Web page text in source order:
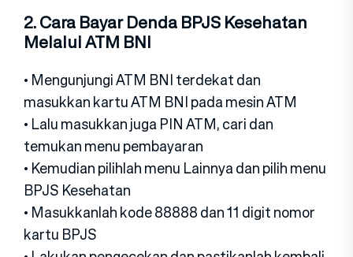
2. Cara Bayar Denda BPJS Kesehatan
Melalui ATM BNI
• Mengunjungi ATM BNI terdekat dan
masukkan kartu ATM BNI pada mesin ATM
• Lalu masukkan juga PIN ATM, cari dan
temukan menu pembayaran
• Kemudian pilihlah menu Lainnya dan pilih menu
BPJS Kesehatan
• Masukkanlah kode 88888 dan 11 digit nomor
kartu BPJS